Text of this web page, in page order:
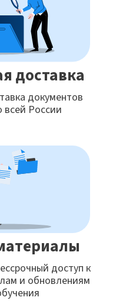
доставка
документов
всей России
доступ к
и обновлениям